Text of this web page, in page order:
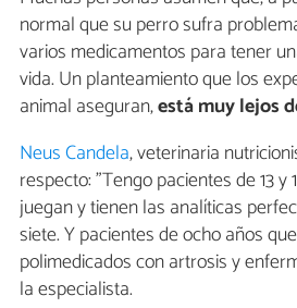
normal que su perro sufra
varios medicamentos para tener
vida. Un planteamiento que los
animal aseguran,está muy lejos
Neus Candela, veterinaria
respecto: "Tengo pacientes de 13 y
juegan y tienen las analíticas
siete. Y pacientes de ocho años
polimedicados con artrosis y
la especialista.